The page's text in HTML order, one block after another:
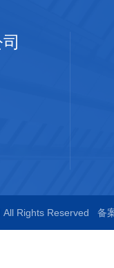
All Rights Reserved 备